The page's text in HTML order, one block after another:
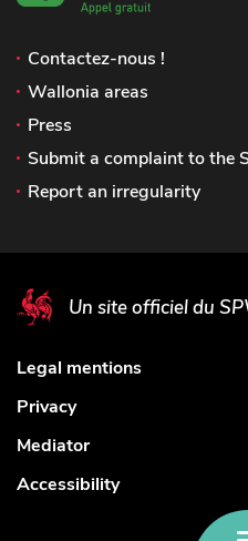
Contactez-nous !
Wallonia areas
Press
Submit a complaint to the
Report an irregularity
Un site officiel du
Legal mentions
Privacy
Mediator
Accessibility